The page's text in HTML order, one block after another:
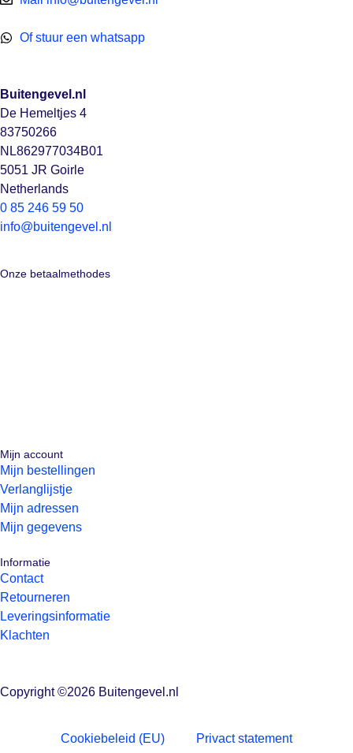
Of stuur een whatsapp
Buitengevel.nl
De Hemeltjes 4
83750266
NL862977034B01
5051 JR Goirle
Netherlands
0 85 246 59 50
info@buitengevel.nl
Onze betaalmethodes
Mijn account
Mijn bestellingen
Verlanglijstje
Mijn adressen
Mijn gegevens
Informatie
Contact
Retourneren
Leveringsinformatie
Klachten
Copyright ©2026 Buitengevel.nl
Cookiebeleid (EU) Privact statement